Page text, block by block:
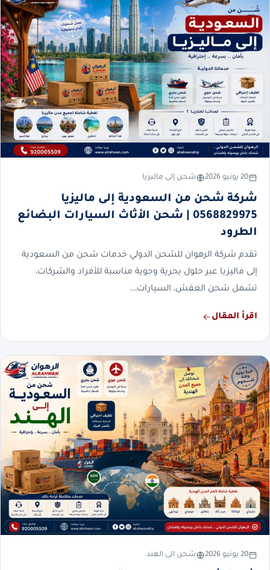
20 يونيو 2026 شحن إلى ماليزيا
شركة شحن من السعودية إلى ماليزيا
0568829975 | شحن الأثاث السيارات البضائع
الطرود
تقدم شركة الرهوان للشحن الدولي خدمات شحن من السعودية
إلى ماليزيا عبر حلول بحرية وجوية مناسبة للأفراد والشركات،
تشمل شحن العفش، السيارات،…
اقرأ المقال
20 يونيو 2026 شحن الى الهند